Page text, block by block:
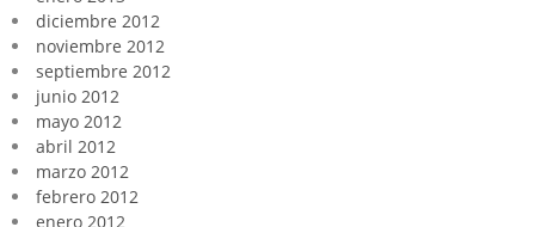
diciembre 2012
noviembre 2012
septiembre 2012
junio 2012
mayo 2012
abril 2012
marzo 2012
febrero 2012
enero 2012